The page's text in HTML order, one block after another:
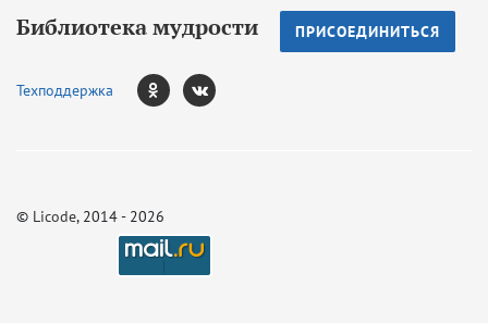
Библиотека мудрости ПРИСОЕДИНИТЬСЯ
Техподдержка
© Licode, 2014 - 2026